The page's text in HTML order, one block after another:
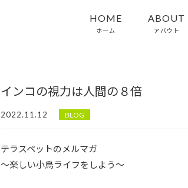
HOME
ホーム
ABOUT
アバウト
インコの視力は人間の８倍
2022.11.12 BLOG
テラスペットのメルマガ
～楽しい小鳥ライフをしよう～